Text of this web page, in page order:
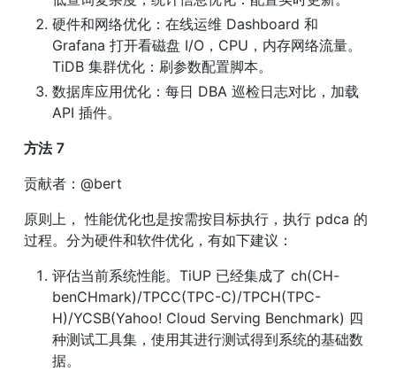
硬件和网络优化：在线运维 Dashboard 和
Grafana 打开看磁盘 I/O，CPU，内存网络流量。
TiDB 集群优化：刷参数配置脚本。
数据库应用优化：每日 DBA 巡检日志对比，加载
API 插件。
方法 7
贡献者：@bert
原则上， 性能优化也是按需按目标执行，执行 pdca 的
过程。分为硬件和软件优化，有如下建议：
评估当前系统性能。TiUP 已经集成了 ch(CH-
benCHmark)/TPCC(TPC-C)/TPCH(TPC-
H)/YCSB(Yahoo! Cloud Serving Benchmark) 四
种测试工具集，使用其进行测试得到系统的基础数
据。